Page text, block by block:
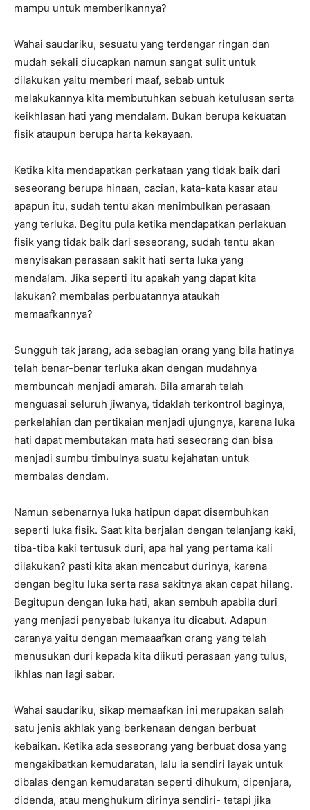
mampu untuk memberikannya?
Wahai saudariku, sesuatu yang terdengar ringan dan
mudah sekali diucapkan namun sangat sulit untuk
dilakukan yaitu memberi maaf, sebab untuk
melakukannya kita membutuhkan sebuah ketulusan serta
keikhlasan hati yang mendalam. Bukan berupa kekuatan
fisik ataupun berupa harta kekayaan.
Ketika kita mendapatkan perkataan yang tidak baik dari
seseorang berupa hinaan, cacian, kata-kata kasar atau
apapun itu, sudah tentu akan menimbulkan perasaan
yang terluka. Begitu pula ketika mendapatkan perlakuan
fisik yang tidak baik dari seseorang, sudah tentu akan
menyisakan perasaan sakit hati serta luka yang
mendalam. Jika seperti itu apakah yang dapat kita
lakukan? membalas perbuatannya ataukah
memaafkannya?
Sungguh tak jarang, ada sebagian orang yang bila hatinya
telah benar-benar terluka akan dengan mudahnya
membuncah menjadi amarah. Bila amarah telah
menguasai seluruh jiwanya, tidaklah terkontrol baginya,
perkelahian dan pertikaian menjadi ujungnya, karena luka
hati dapat membutakan mata hati seseorang dan bisa
menjadi sumbu timbulnya suatu kejahatan untuk
membalas dendam.
Namun sebenarnya luka hatipun dapat disembuhkan
seperti luka fisik. Saat kita berjalan dengan telanjang kaki,
tiba-tiba kaki tertusuk duri, apa hal yang pertama kali
dilakukan? pasti kita akan mencabut durinya, karena
dengan begitu luka serta rasa sakitnya akan cepat hilang.
Begitupun dengan luka hati, akan sembuh apabila duri
yang menjadi penyebab lukanya itu dicabut. Adapun
caranya yaitu dengan memaaafkan orang yang telah
menusukan duri kepada kita diikuti perasaan yang tulus,
ikhlas nan lagi sabar.
Wahai saudariku, sikap memaafkan ini merupakan salah
satu jenis akhlak yang berkenaan dengan berbuat
kebaikan. Ketika ada seseorang yang berbuat dosa yang
mengakibatkan kemudaratan, lalu ia sendiri layak untuk
dibalas dengan kemudaratan seperti dihukum, dipenjara,
didenda, atau menghukum dirinya sendiri- tetapi jika